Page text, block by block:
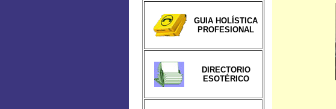
GUIA HOLÍSTICA
PROFESIONAL
DIRECTORIO
ESOTÉRICO